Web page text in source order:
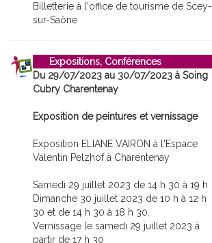
Billetterie à l'office de tourisme de Scey-
sur-Saône
Expositions, Conférences
Du 29/07/2023 au 30/07/2023 à Soing
Cubry Charentenay
Exposition de peintures et vernissage
Exposition ELIANE VAIRON à l'Espace
Valentin Pelzhof à Charentenay
Samedi 29 juillet 2023 de 14 h 30 à 19 h
Dimanche 30 juillet 2023 de 10 h à 12 h
30 et de 14 h 30 à 18 h 30.
Vernissage le samedi 29 juillet 2023 à
partir de 17 h 30